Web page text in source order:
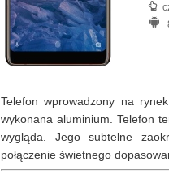
Telefon wprowadzony na
wykonana aluminium. Telefon
wygląda. Jego subtelne
połączenie świetnego